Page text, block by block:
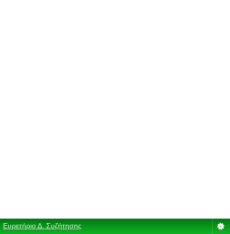
Ευρετήριο Δ. Συζήτησης